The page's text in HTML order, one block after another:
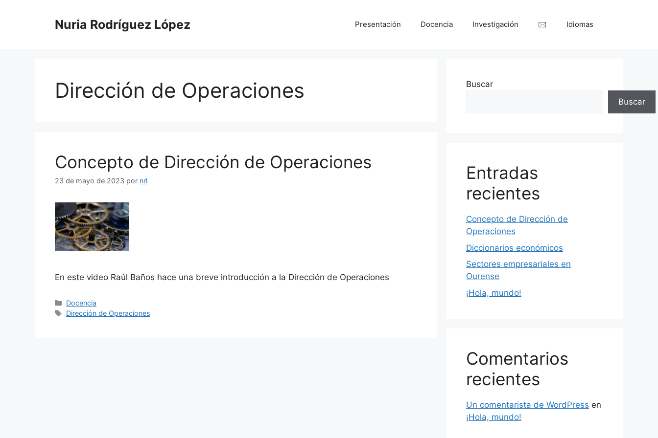
Nuria Rodríguez López Presentación Docencia Investigación 🖂 Idiomas
Dirección de Operaciones
Concepto de Dirección de Operaciones
23 de mayo de 2023 por nrl
En este video Raúl Baños hace una breve introducción a la Dirección de Operaciones
Docencia
Dirección de Operaciones
Buscar
Buscar
Entradas
recientes
Concepto de Dirección de
Operaciones
Diccionarios económicos
Sectores empresariales en
Ourense
¡Hola, mundo!
Comentarios
recientes
Un comentarista de WordPress en
¡Hola, mundo!